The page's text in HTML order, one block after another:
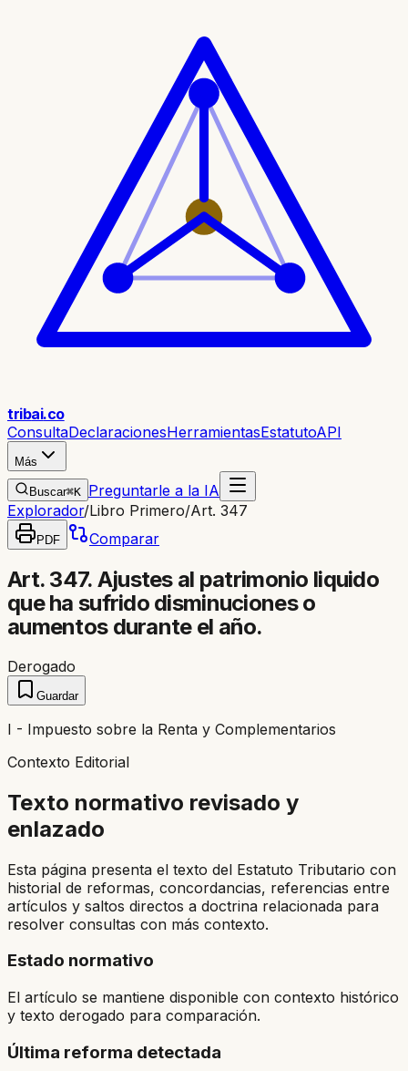
tribai.co
ConsultaDeclaracionesHerramientasEstatutoAPI
Más
Buscar⌘K Preguntarle a la IA
Explorador/Libro Primero/Art. 347
PDF Comparar
Art. 347. Ajustes al patrimonio liquido
que ha sufrido disminuciones o
aumentos durante el año.
Derogado
Guardar
I - Impuesto sobre la Renta y Complementarios
Contexto Editorial
Texto normativo revisado y
enlazado
Esta página presenta el texto del Estatuto Tributario con
historial de reformas, concordancias, referencias entre
artículos y saltos directos a doctrina relacionada para
resolver consultas con más contexto.
Estado normativo
El artículo se mantiene disponible con contexto histórico
y texto derogado para comparación.
Última reforma detectada